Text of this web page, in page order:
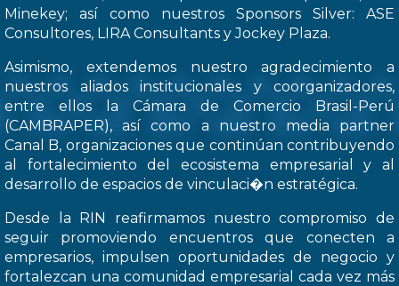
Minekey; así como nuestros Sponsors Silver: ASE
Consultores, LIRA Consultants y Jockey Plaza.
Asimismo, extendemos nuestro agradecimiento a
nuestros aliados institucionales y coorganizadores,
entre ellos la Cámara de Comercio Brasil-Perú
(CAMBRAPER), así como a nuestro media partner
Canal B, organizaciones que continúan contribuyendo
al fortalecimiento del ecosistema empresarial y al
desarrollo de espacios de vinculaci�n estratégica.
Desde la RIN reafirmamos nuestro compromiso de
seguir promoviendo encuentros que conecten a
empresarios, impulsen oportunidades de negocio y
fortalezcan una comunidad empresarial cada vez más